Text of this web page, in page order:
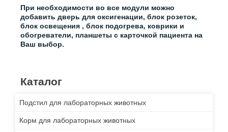
Каталог
Подстил для лабораторных животных
Корм для лабораторных животных
При необходимости во все модули можно
добавить дверь для оксигенации, блок розеток,
блок освещения , блок подогрева, коврики и
обогреватели, планшеты с карточкой пациента на
Ваш выбор.